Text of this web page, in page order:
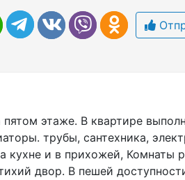
этаже. В квартире
трубы, сантехника,
кухне и в прихожей, Комнаты
двор. В пешей